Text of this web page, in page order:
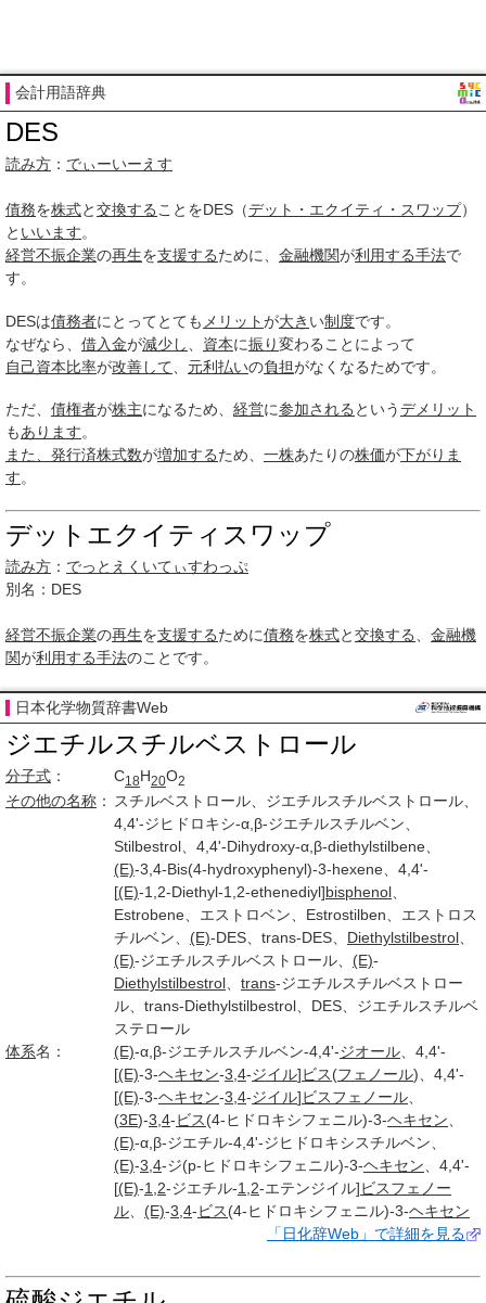
会計用語辞典
DES
読み方 ： でぃーいーえす
債務を株式と交換する ことをDES（デット・エクイティ・スワップ）
と いいます。
経営不振企業の再生を支援するために、 金融機関が利用する手法で
す。
DESは債務者にとってとても メリットが大き い制度です。
なぜなら、 借入金が減少し 資本に振り変わることによって
自己資本比率が改善して 元利 払いの負担がなくなるためです。
ただ、 債権者が株主になるため、 経営に参加される というデメリット
もあります。
また、 発行済株式数が増加するため、 一株あたりの株価が下がりま
す。
デットエクイティスワップ
読み方 ： でっとえくいてぃすわっぷ
別名：DES
経営不振企業の再生を支援するために債務を株式と交換する
金融機
関が利用する手法のことです。
日本化学物質辞書Web
ジエチルスチルベストロール
分子式 ： C18H20O2
その他の名称 ：
スチルベストロール、ジエチルスチルベストロール、
4,4'-ジヒドロキシ-α,β-ジエチルスチルベン、
Stilbestrol、4,4'-Dihydroxy-α,β-diethylstilbene、
(E)-3,4-Bis(4-hydroxyphenyl)-3-hexene、4,4'-
[(E)-1,2-Diethyl-1,2-ethenediyl]bisphenol
Estrobene、エストロベン、Estrostilben、エストロス
チルベン、 (E)-DES、trans-DES、 Diethylstilbestrol
(E)-ジエチルスチルベストロール、 (E)-
Diethylstilbestrol
trans-ジエチルスチルベストロー
ル、trans-Diethylstilbestrol、DES、ジエチルスチルベ
ステロール
体系名： (E)-α,β-ジエチルスチルベン-4,4'-ジオール 、4,4'-
[(E)-3-ヘキセン-3,4-ジイル]ビス(フェノール)、4,4'-
[(E)-3-ヘキセン-3,4-ジイル]ビスフェノール
(3E)-3,4-ビス(4-ヒドロキシフェニル)-3-ヘキセン
(E)-α,β-ジエチル-4,4'-ジヒドロキシスチルベン、
(E)-3,4-ジ(p-ヒドロキシフェニル)-3-ヘキセン 、4,4'-
[(E)-1,2-ジエチル-1,2-エテンジイル]ビスフェノー
ル
(E)-3,4-ビス(4-ヒドロキシフェニル)-3-ヘキセン
「日化辞Web」で詳細を見る